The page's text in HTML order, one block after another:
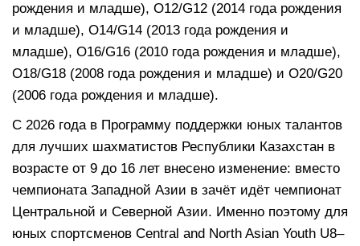
рождения и младше), O12/G12 (2014 года рождения
и младше), O14/G14 (2013 года рождения и
младше), O16/G16 (2010 года рождения и младше),
O18/G18 (2008 года рождения и младше) и O20/G20
(2006 года рождения и младше).
С 2026 года в Программу поддержки юных талантов
для лучших шахматистов Республики Казахстан в
возрасте от 9 до 16 лет внесено изменение: вместо
чемпионата Западной Азии в зачёт идёт чемпионат
Центральной и Северной Азии. Именно поэтому для
юных спортсменов Central and North Asian Youth U8–